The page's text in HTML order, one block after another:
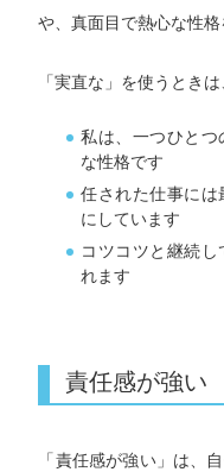
や、真面目で熱心な性格
「実直な」を使うとき
私は、一つひと
な性格です
任された仕事に
にしています
コツコツと継続
れます
責任感が強い
「責任感が強い」は、